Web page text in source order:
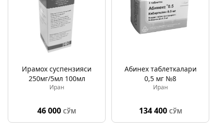
Ирамох суспензияси
250мг/5мл 100мл
Иран
46 000 СЎМ
Абинех таблеткалари
0,5 мг №8
Иран
134 400 СЎМ